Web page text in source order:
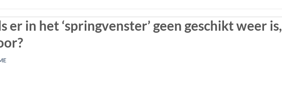
er in het ‘springvenster’ geen geschikt weer